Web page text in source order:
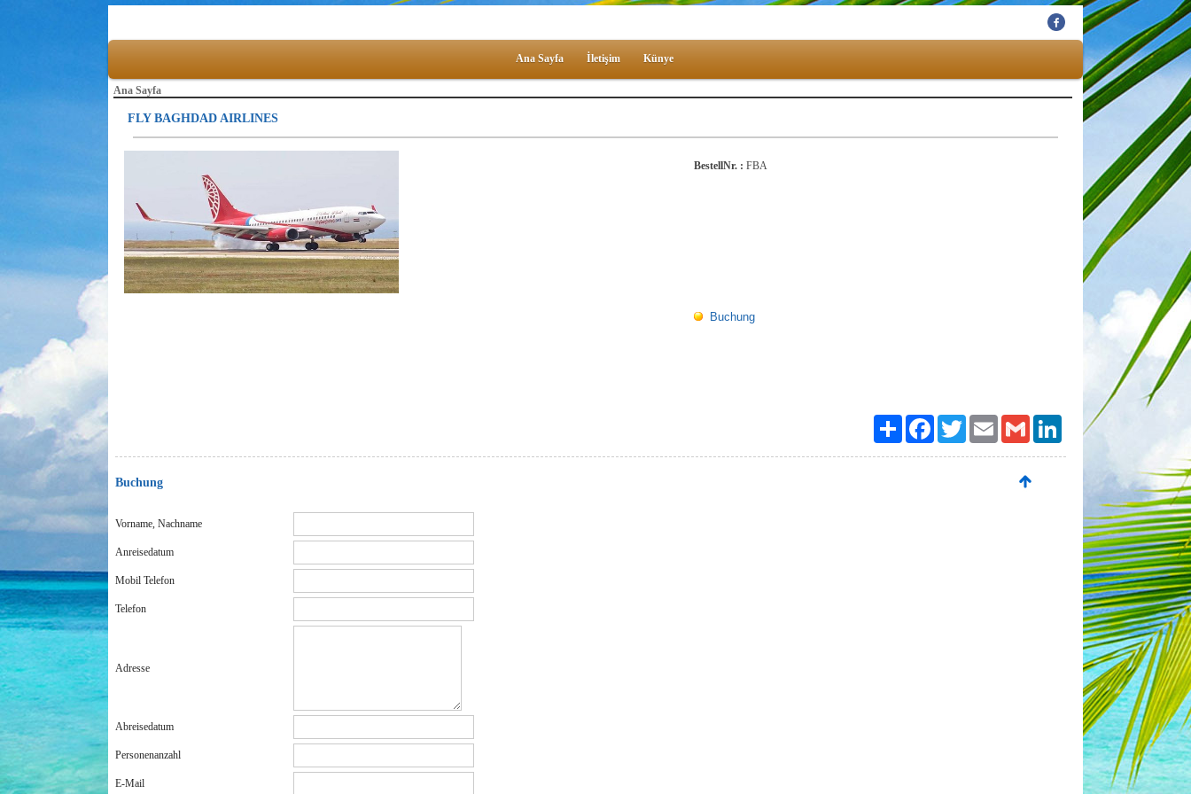
Ana Sayfa İletişim Künye
Ana Sayfa
FLY BAGHDAD AIRLINES
BestellNr. : FBA
Buchung
Paylaş FacebookTwitter Email Gmail LinkedIn
Buchung
Vorname, Nachname
Anreisedatum
Mobil Telefon
Telefon
Adresse
Abreisedatum
Personenanzahl
E-Mail